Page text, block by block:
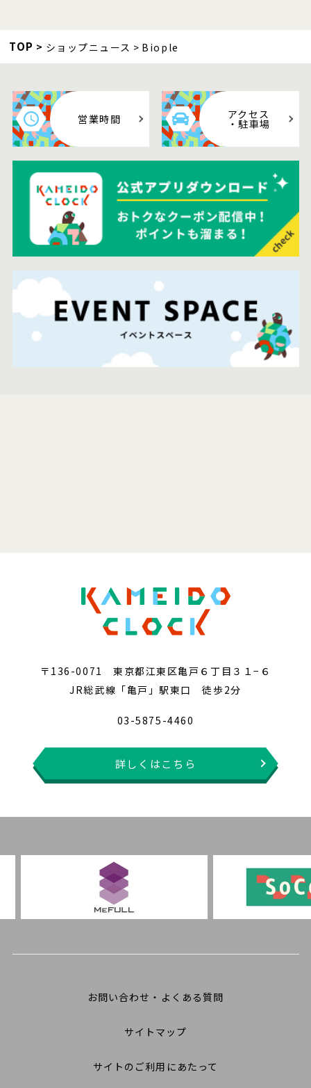
TOP ショップニュース Biople
営業時間 アクセス
・駐車場
〒136-0071 東京都江東区亀戸６丁目３１−６
JR総武線「亀戸」駅東口 徒歩2分
03-5875-4460
詳しくはこちら
お問い合わせ・よくある質問
サイトマップ
サイトのご利用にあたって